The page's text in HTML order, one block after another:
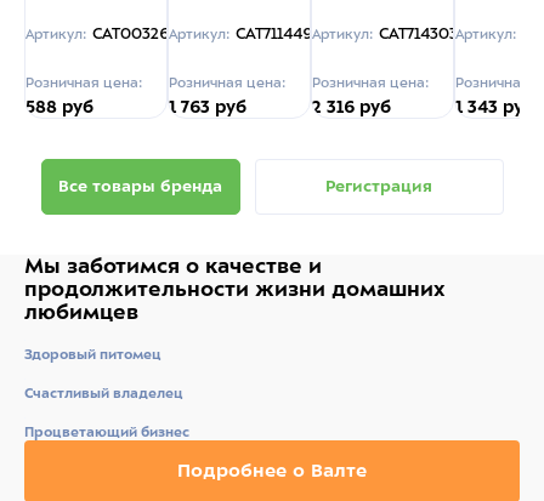
Все товары бренда Регистрация
Артикул: CAT003267
Розничная цена:
588 руб
Артикул: CAT711449
Розничная цена:
1 763 руб
Артикул: CAT714303
Розничная цена:
2 316 руб
Артикул:
Розничная
1 343 руб
Мы заботимся о качестве и
продолжительности жизни домашних
любимцев
Здоровый питомец
Счастливый владелец
Процветающий бизнес
Подробнее о Валте